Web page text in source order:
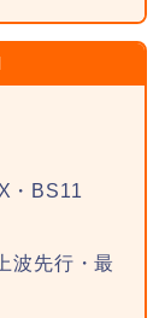
・BS11
波先行・最